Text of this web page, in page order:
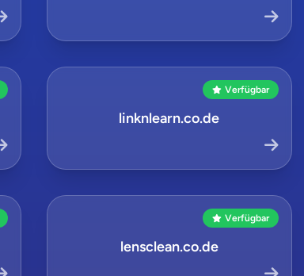
Verfügbar
linknlearn.co.de
Verfügbar
lensclean.co.de